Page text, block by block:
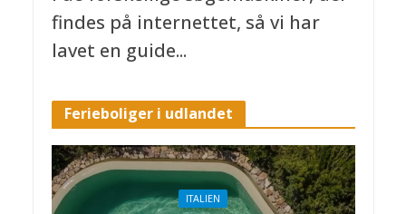
findes på internettet, så vi har
lavet en guide...
Ferieboliger i udlandet
ITALIEN